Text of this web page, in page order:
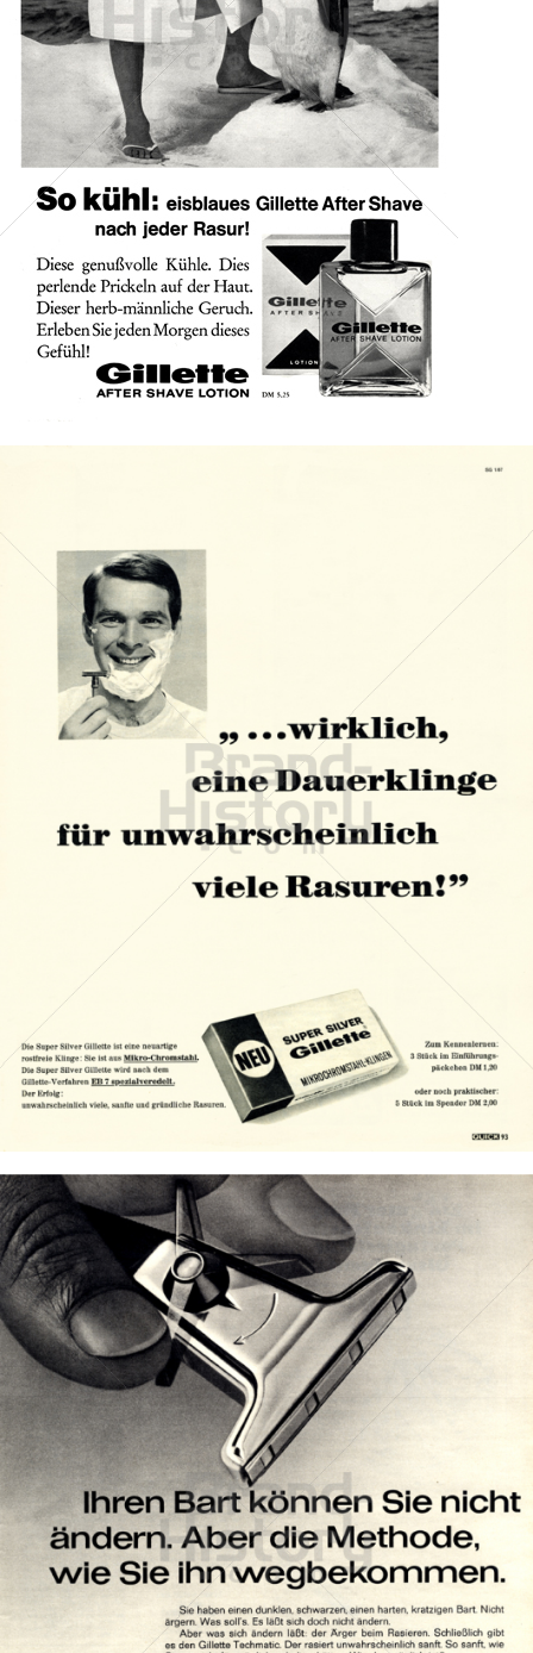
Gillette
Gillette-Gruppe Österreich GmbH
1966
Bild-ID: 41277
Gillette Gillette-Gruppe Österreich GmbH 1967
Bild-ID: 13886
Gillette Gillette-Gruppe Österreich GmbH 1968